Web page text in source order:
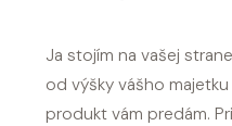
Ja stojím na vašej
od výšky vášho
produkt vám predám.